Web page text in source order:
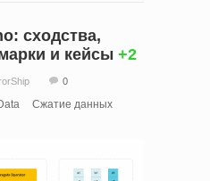
сходства,
и кейсы +2
0
Сжатие данных